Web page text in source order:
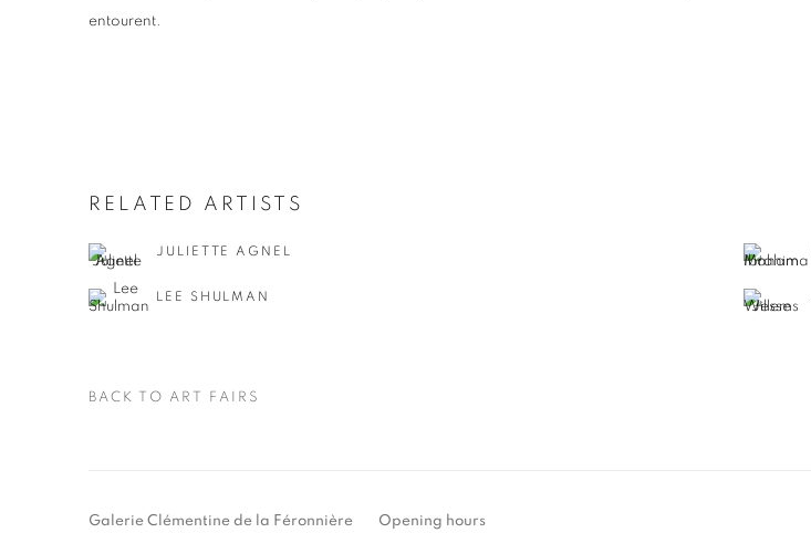
entourent.
RELATED ARTISTS
JULIETTE AGNEL
LEE SHULMAN
BACK TO ART FAIRS
Galerie Clémentine de la Féronnière Opening hours